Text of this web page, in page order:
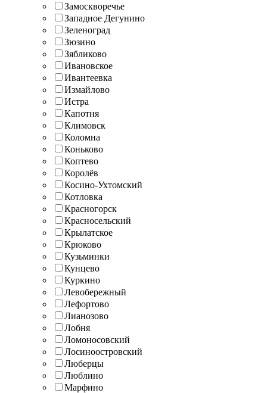
Замоскворечье
Западное Дегунино
Зеленоград
Зюзино
Зябликово
Ивановское
Ивантеевка
Измайлово
Истра
Капотня
Климовск
Коломна
Коньково
Коптево
Королёв
Косино-Ухтомский
Котловка
Красногорск
Красносельский
Крылатское
Крюково
Кузьминки
Кунцево
Куркино
Левобережный
Лефортово
Лианозово
Лобня
Ломоносовский
Лосиноостровский
Люберцы
Люблино
Марфино